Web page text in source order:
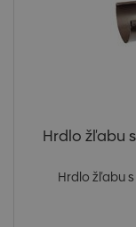
Hrdlo žľabu
Hrdlo žľabu